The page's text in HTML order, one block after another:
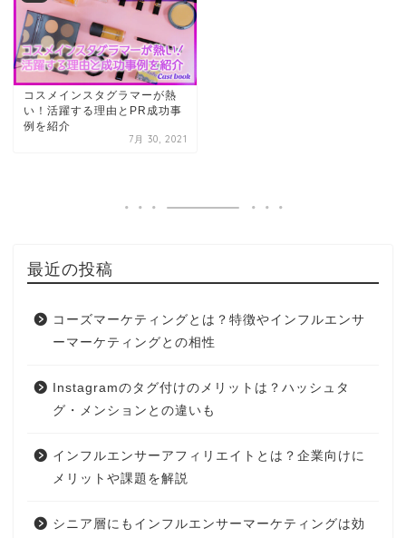
コスメインスタグラマーが熱
い！活躍する理由とPR成功事
例を紹介
7月 30, 2021
最近の投稿
コーズマーケティングとは？特徴やインフルエンサ
ーマーケティングとの相性
Instagramのタグ付けのメリットは？ハッシュタ
グ・メンションとの違いも
インフルエンサーアフィリエイトとは？企業向けに
メリットや課題を解説
シニア層にもインフルエンサーマーケティングは効